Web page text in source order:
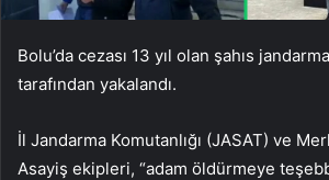
Bolu’da cezası 13 yıl olan şahıs
tarafından yakalandı.
İl Jandarma Komutanlığı (JASAT) ve
Asayiş ekipleri, “adam öldürmeye